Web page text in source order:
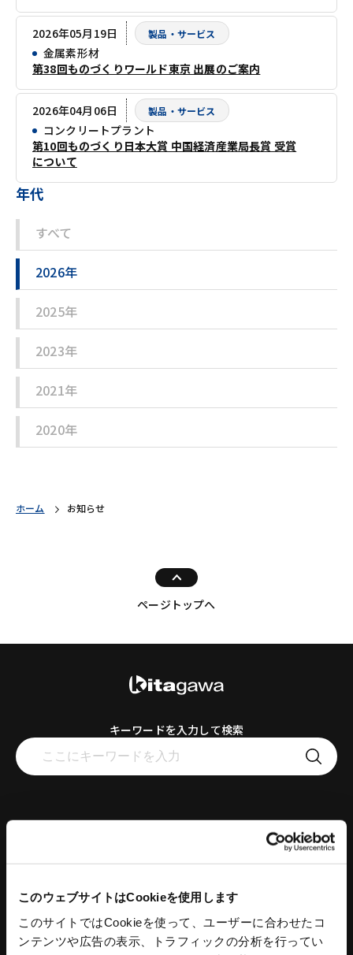
このウェブサイトはCookieを使用します
このサイトではCookieを使って、ユーザーに合わせたコ
ンテンツや広告の表示、トラフィックの分析を行ってい
年代
すべて
2026年
2025年
2023年
2021年
2020年
2026年05月19日 製品・サービス
金属素形材
第38回ものづくりワールド東京 出展のご案内
2026年04月06日 製品・サービス
コンクリートプラント
第10回ものづくり日本大賞 中国経済産業局長賞 受賞
について
ホーム お知らせ
ページトップへ
キーワードを入力して検索
アドバンスチャック
チャック部品
把握力計
コンクリートプラント
コンクリートミキサ
プラント水処理設備
プラント付帯設備